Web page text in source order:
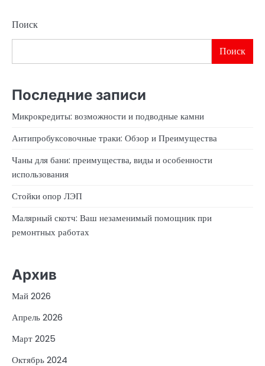
Поиск
Поиск
Последние записи
Микрокредиты: возможности и подводные камни
Антипробуксовочные траки: Обзор и Преимущества
Чаны для бани: преимущества, виды и особенности
использования
Стойки опор ЛЭП
Малярный скотч: Ваш незаменимый помощник при
ремонтных работах
Архив
Май 2026
Апрель 2026
Март 2025
Октябрь 2024